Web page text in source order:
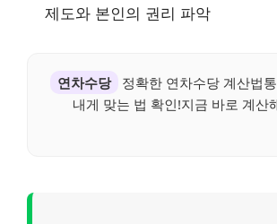
제도와 본인의 권리 파악
연차수당
정확한 연차수당 계산법
내게 맞는 법 확인!지금 바로 계산